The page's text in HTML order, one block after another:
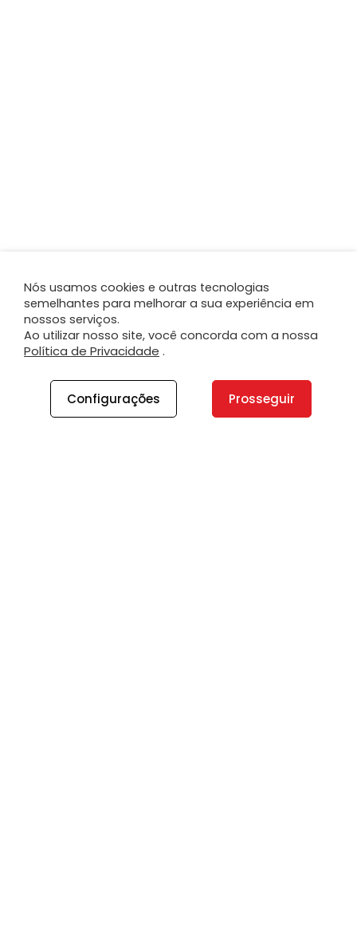
Nós usamos cookies e outras tecnologias
semelhantes para melhorar a sua experiência em
nossos serviços.
Ao utilizar nosso site, você concorda com a nossa
Política de Privacidade .
Configurações Prosseguir